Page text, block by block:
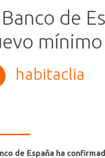
Banco de
habitaclia
de España ha